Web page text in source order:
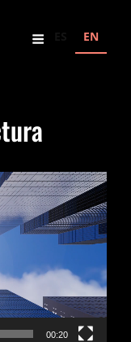
EN
00:20